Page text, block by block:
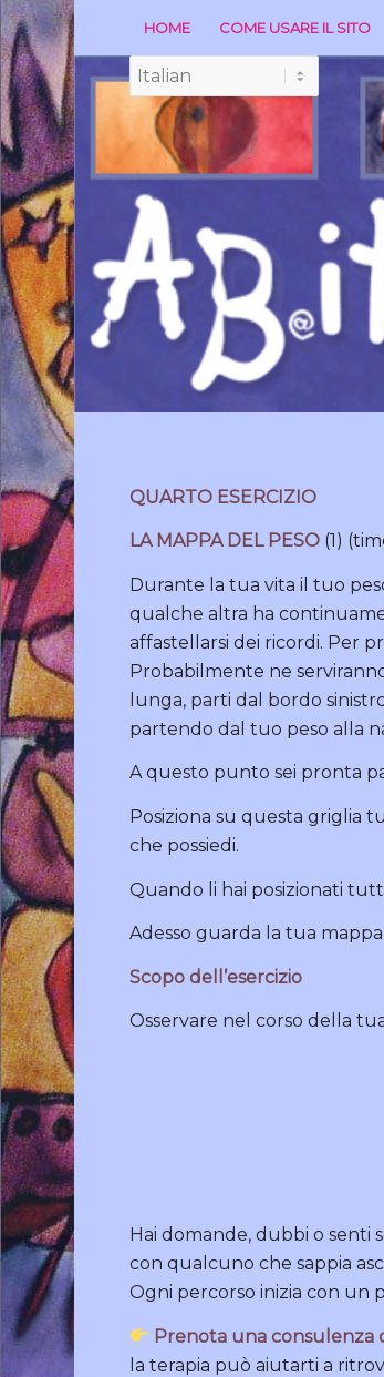
HOME COME USARE IL SITO
QUARTO ESERCIZIO
LA MAPPA DEL PESO (1)
Durante la tua vita il tuo
qualche altra ha
affastellarsi dei ricordi. Per
Probabilmente ne
lunga, parti dal bordo
partendo dal tuo peso alla
A questo punto sei pronta
Posiziona su questa griglia
che possiedi.
Quando li hai posizionati
Adesso guarda la tua
Scopo dell’esercizio
Osservare nel corso della
Hai domande, dubbi o senti
con qualcuno che sappia
Ogni percorso inizia con un
Prenota una consulenza
la terapia può aiutarti a